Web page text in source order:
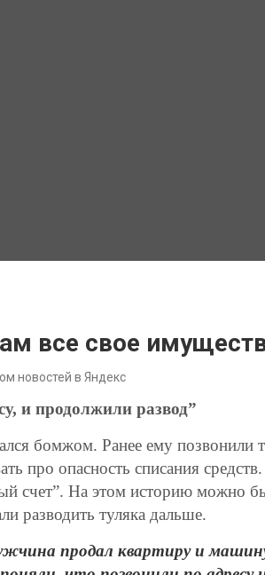
все свое
новостей в Яндекс
и продолжили развод”
бомжом. Ранее ему позвонили
про опасность списания
счет”. На этом историю можно
разводить туляка дальше.
продал квартиру и